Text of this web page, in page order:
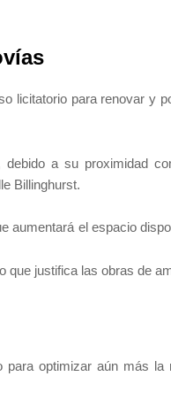
licitatorio para renovar y
a su proximidad
Billinghurst.
aumentará el espacio
que justifica las obras de
para optimizar aún más